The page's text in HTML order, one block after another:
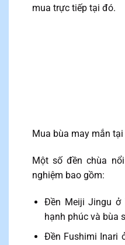
mua trực tiếp tại đó.
Mua bùa may mắn
Một số đền chùa
nghiệm bao gồm:
Đền Meiji Jingu ở
hạnh phúc và bùa
Đền Fushimi Inari